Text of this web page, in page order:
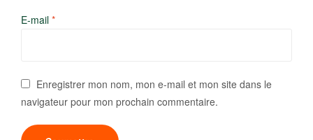
E-mail *
Enregistrer mon nom, mon e-mail et mon site dans le
navigateur pour mon prochain commentaire.